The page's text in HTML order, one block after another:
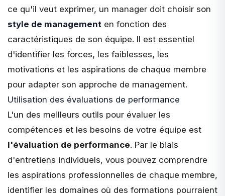
ce qu'il veut exprimer, un manager doit choisir son
style de management en fonction des
caractéristiques de son équipe. Il est essentiel
d'identifier les forces, les faiblesses, les
motivations et les aspirations de chaque membre
pour adapter son approche de management.
Utilisation des évaluations de performance
L'un des meilleurs outils pour évaluer les
compétences et les besoins de votre équipe est
l'évaluation de performance. Par le biais
d'entretiens individuels, vous pouvez comprendre
les aspirations professionnelles de chaque membre,
identifier les domaines où des formations pourraient